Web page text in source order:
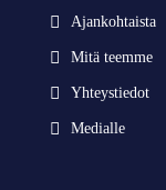
Ajankohtaista
Mitä teemme
Yhteystiedot
Medialle